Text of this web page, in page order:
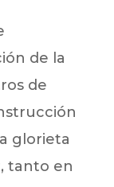
de la
de
glorieta
tanto en